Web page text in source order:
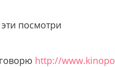
посмотри
http://